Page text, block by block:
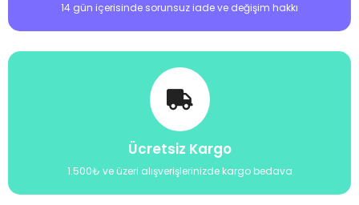
14 gün içerisinde sorunsuz iade ve değişim hakkı
Ücretsiz Kargo
1.500₺ ve üzeri alışverişlerinizde kargo bedava